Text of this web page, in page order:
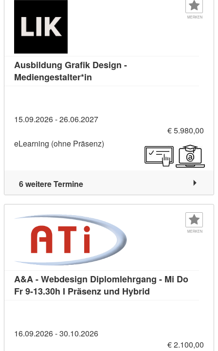
MERKEN
Ausbildung Grafik Design -
Mediengestalter*in
15.09.2026 - 26.06.2027
€ 5.980,00
eLearning (ohne Präsenz)
6 weitere Termine
MERKEN
A&A - Webdesign Diplomlehrgang - Mi Do
Fr 9-13.30h I Präsenz und Hybrid
16.09.2026 - 30.10.2026
€ 2.100,00